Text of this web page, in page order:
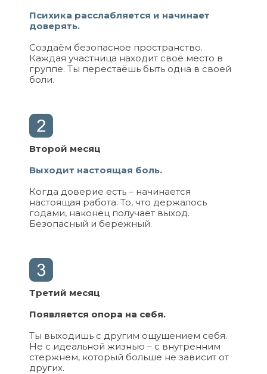
Психика расслабляется и начинает
доверять.
Создаём безопасное пространство.
Каждая участница находит своё место в
группе. Ты перестаёшь быть одна в своей
боли.
Второй месяц
Выходит настоящая боль.
Когда доверие есть – начинается
настоящая работа. То, что держалось
годами, наконец получает выход.
Безопасный и бережный.
Третий месяц
Появляется опора на себя.
Ты выходишь с другим ощущением себя.
Не с идеальной жизнью – с внутренним
стержнем, который больше не зависит от
других.